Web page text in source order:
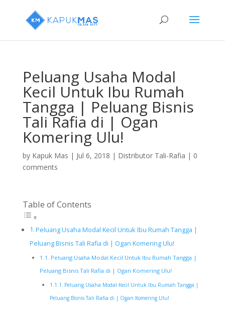
Peluang Usaha Modal
Kecil Untuk Ibu Rumah
Tangga | Peluang Bisnis
Tali Rafia di | Ogan
Komering Ulu!
by Kapuk Mas | Jul 6, 2018 | Distributor Tali-Rafia | 0
comments
Table of Contents
Peluang Usaha Modal Kecil Untuk Ibu Rumah Tangga |
Peluang Bisnis Tali Rafia di | Ogan Komering Ulu!
Peluang Usaha Modal Kecil Untuk Ibu Rumah Tangga |
Peluang Bisnis Tali Rafia di | Ogan Komering Ulu!
Peluang Usaha Modal Kecil Untuk Ibu Rumah Tangga |
Peluang Bisnis Tali Rafia di | Ogan Komering Ulu!